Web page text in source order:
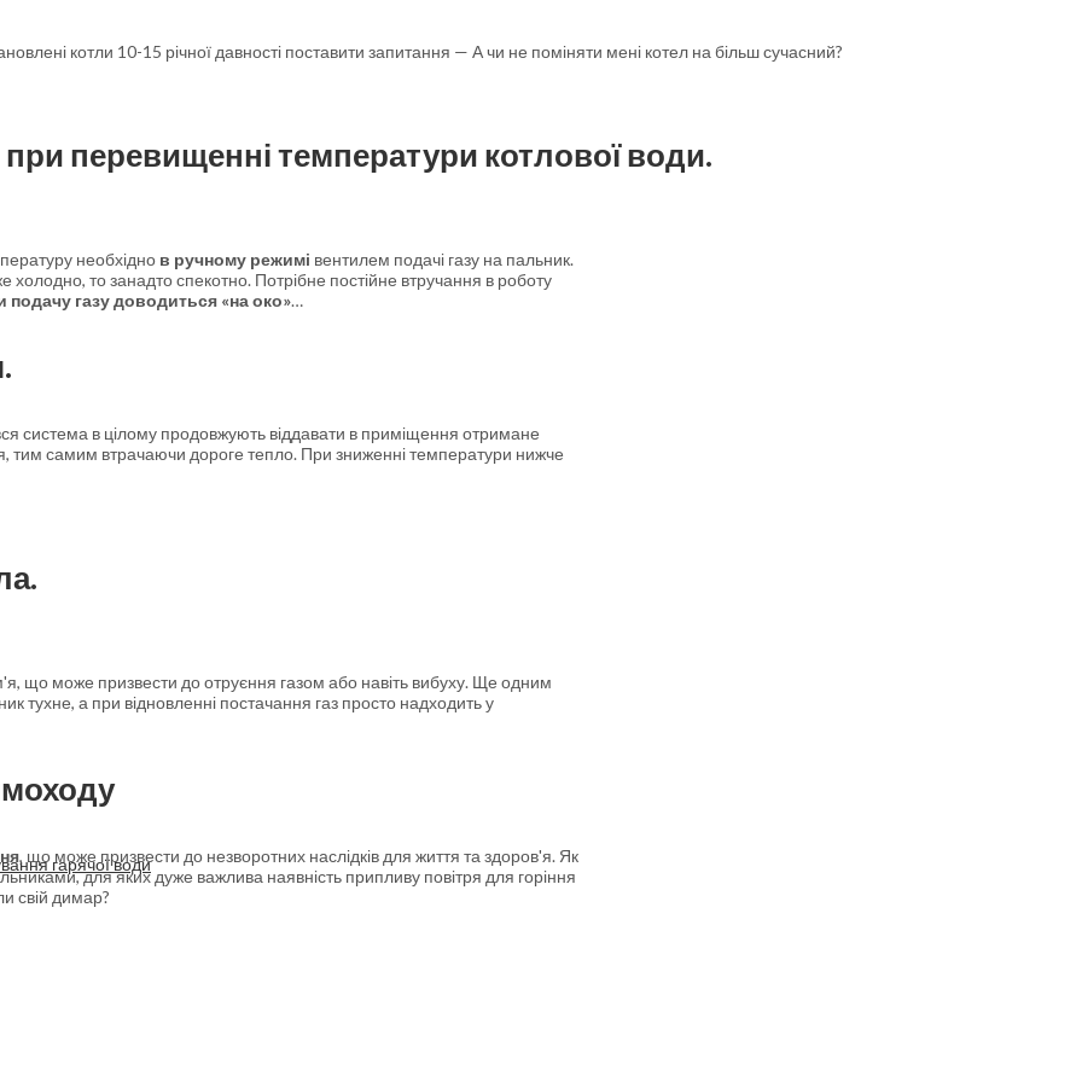
гарячої води
котли 10-15 річної давності поставити запитання — А чи не поміняти мені котел на більш сучасний?
перевищенні температури котлової води.
необхідно в ручному режимі вентилем подачі газу на пальник.
то занадто спекотно. Потрібне постійне втручання в роботу
подачу газу доводиться «на око»…
система в цілому продовжують віддавати в приміщення отримане
тим самим втрачаючи дороге тепло. При зниженні температури нижче
що може призвести до отруєння газом або навіть вибуху. Ще одним
тухне, а при відновленні постачання газ просто надходить у
, що може призвести до незворотних наслідків для життя та здоров'я. Як
для яких дуже важлива наявність припливу повітря для горіння
свій димар?